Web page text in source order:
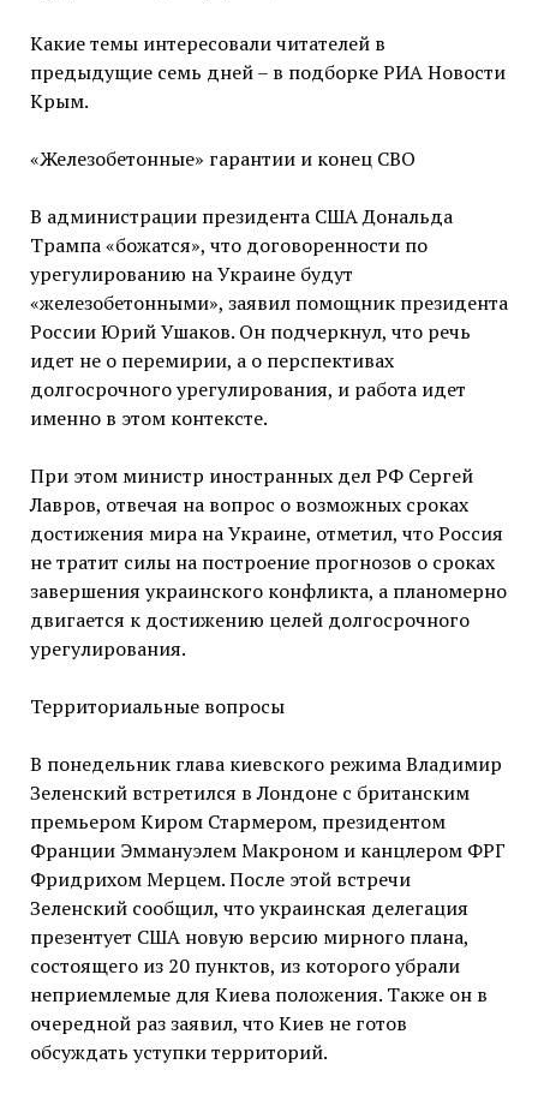
Какие темы интересовали читателей в
предыдущие семь дней – в подборке РИА Новости
Крым.
«Железобетонные» гарантии и конец СВО
В администрации президента США Дональда
Трампа «божатся», что договоренности по
урегулированию на Украине будут
«железобетонными», заявил помощник президента
России Юрий Ушаков. Он подчеркнул, что речь
идет не о перемирии, а о перспективах
долгосрочного урегулирования, и работа идет
именно в этом контексте.
При этом министр иностранных дел РФ Сергей
Лавров, отвечая на вопрос о возможных сроках
достижения мира на Украине, отметил, что Россия
не тратит силы на построение прогнозов о сроках
завершения украинского конфликта, а планомерно
двигается к достижению целей долгосрочного
урегулирования.
Территориальные вопросы
В понедельник глава киевского режима Владимир
Зеленский встретился в Лондоне с британским
премьером Киром Стармером, президентом
Франции Эммануэлем Макроном и канцлером ФРГ
Фридрихом Мерцем. После этой встречи
Зеленский сообщил, что украинская делегация
презентует США новую версию мирного плана,
состоящего из 20 пунктов, из которого убрали
неприемлемые для Киева положения. Также он в
очередной раз заявил, что Киев не готов
обсуждать уступки территорий.